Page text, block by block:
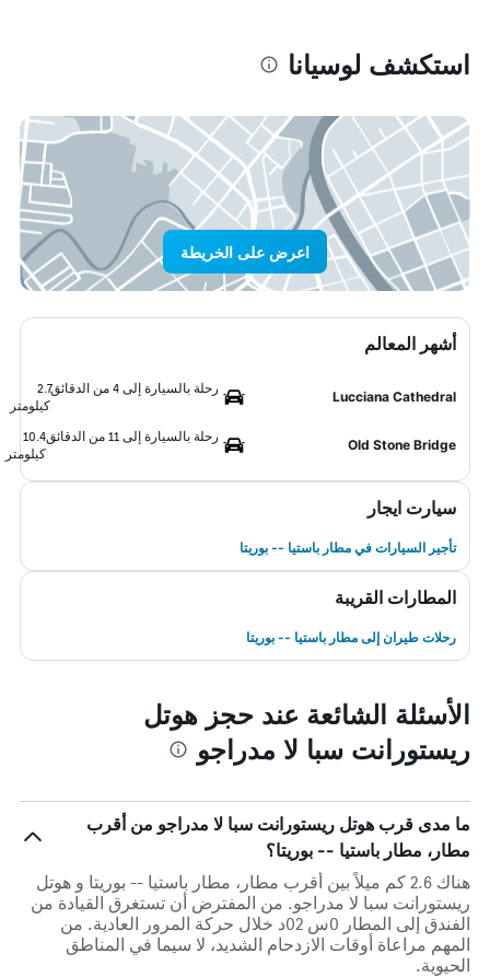
استكشف لوسيانا
اعرض على الخريطة
أشهر المعالم
Lucciana Cathedral
رحلة بالسيارة إلى 4 من الدقائق
2.7
كيلومتر
Old Stone Bridge
رحلة بالسيارة إلى 11 من الدقائق
10.4
كيلومتر
سيارت ايجار
تأجير السيارات في مطار باستيا -- بوريتا
المطارات القريبة
رحلات طيران إلى مطار باستيا -- بوريتا
الأسئلة الشائعة عند حجز هوتل
ريستورانت سبا لا مدراجو
ما مدى قرب هوتل ريستورانت سبا لا مدراجو من أقرب
مطار، مطار باستيا -- بوريتا؟
هناك 2.6 كم ميلاً بين أقرب مطار، مطار باستيا -- بوريتا و هوتل
ريستورانت سبا لا مدراجو. من المفترض أن تستغرق القيادة من
الفندق إلى المطار 0س 02د خلال حركة المرور العادية. من
المهم مراعاة أوقات الازدحام الشديد، لا سيما في المناطق
الحيوية.